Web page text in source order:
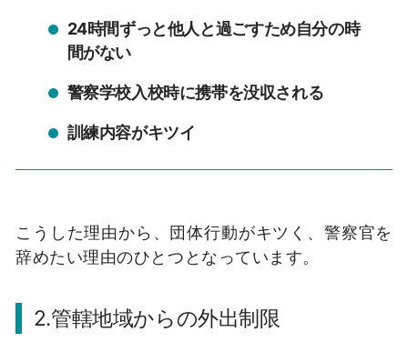
24時間ずっと他人と過ごすため自分の時
間がない
警察学校入校時に携帯を没収される
訓練内容がキツイ
こうした理由から、団体行動がキツく、警察官を
辞めたい理由のひとつとなっています。
2.管轄地域からの外出制限